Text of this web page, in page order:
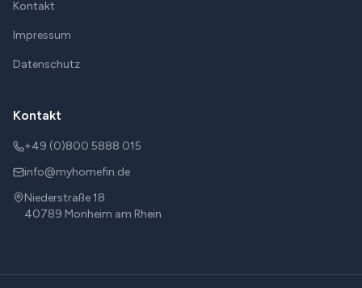
Kontakt
Impressum
Datenschutz
Kontakt
+49 (0)800 5888 015
info@myhomefin.de
Niederstraße 18
40789 Monheim am Rhein